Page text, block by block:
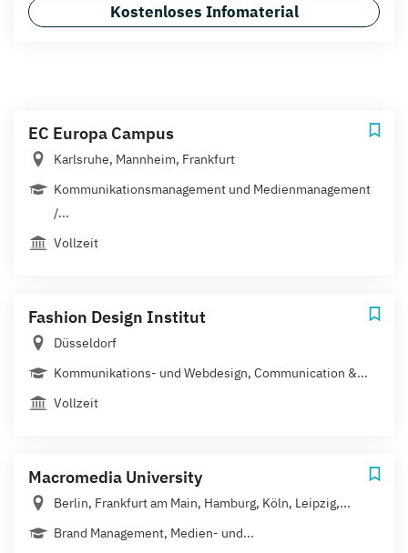
Kostenloses Infomaterial
EC Europa Campus
Karlsruhe, Mannheim, Frankfurt
Kommunikationsmanagement und Medienmanagement
/...
Vollzeit
Fashion Design Institut
Düsseldorf
Kommunikations- und Webdesign, Communication &...
Vollzeit
Macromedia University
Berlin, Frankfurt am Main, Hamburg, Köln, Leipzig,...
Brand Management, Medien- und...